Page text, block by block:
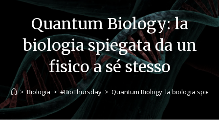
Quantum Biology: la
biologia spiegata da un
fisico a sé stesso
> Biologia > #BioThursday > Quantum Biology: la biologia